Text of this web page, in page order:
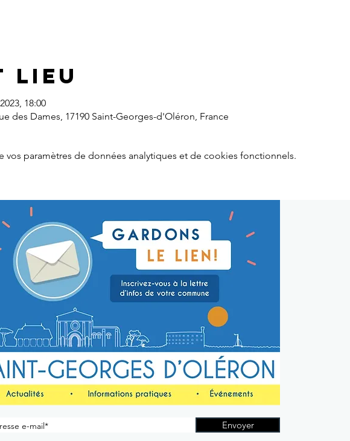
lieu
18:00
des Dames, 17190 Saint-Georges-d'Oléron, France
paramètres de données analytiques et de cookies fonctionnels.
Envoyer